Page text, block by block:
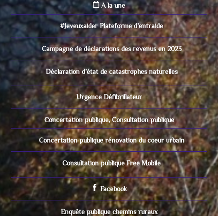
A la une
#Jeveuxaider Plateforme d’entraide
Campagne de déclarations des revenus en 2023
Déclaration d’état de catastrophes naturelles
Urgence Défibrillateur
Concertation publique, Consultation publique
Concertation publique rénovation du coeur urbain
Consultation publique Free Mobile
Facebook
Enquête publique chemins ruraux